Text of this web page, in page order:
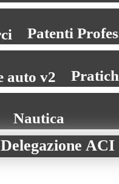
Patenti
Nautica
Delegazione ACI